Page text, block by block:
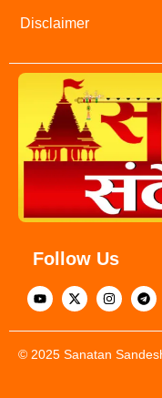
Disclaimer
Follow Us
© 2025 Sanatan